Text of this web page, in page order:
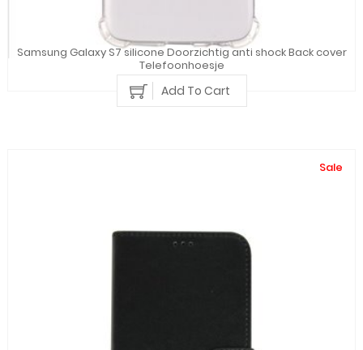
Samsung Galaxy S7 silicone Doorzichtig anti shock Back cover
Telefoonhoesje
Add To Cart
Sale